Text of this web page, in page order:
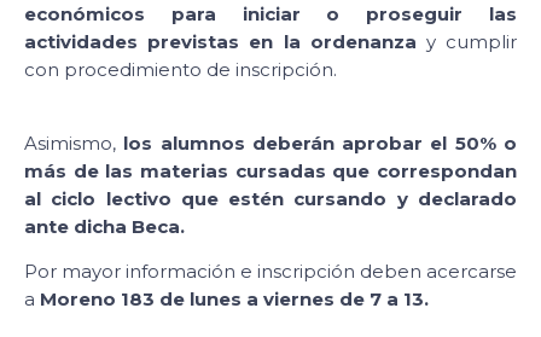
económicos para iniciar o proseguir las
actividades previstas en la ordenanza y cumplir
con procedimiento de inscripción.
Asimismo, los alumnos deberán aprobar el 50% o
más de las materias cursadas que correspondan
al ciclo lectivo que estén cursando y declarado
ante dicha Beca.
Por mayor información e inscripción deben acercarse
a Moreno 183 de lunes a viernes de 7 a 13.